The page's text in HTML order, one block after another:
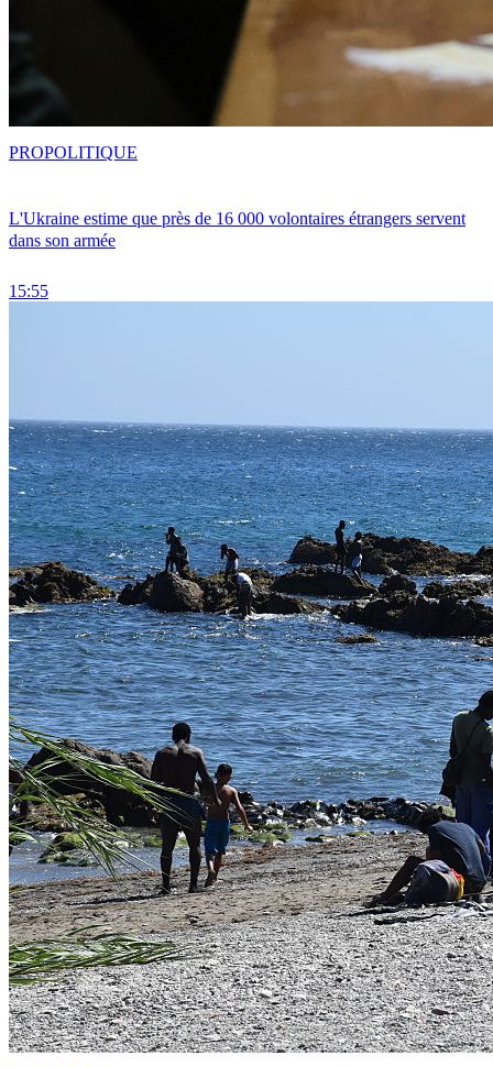
L'Ukraine estime que près de 16 000 volontaires étrangers servent
dans son armée
15:55
PROPOLITIQUE